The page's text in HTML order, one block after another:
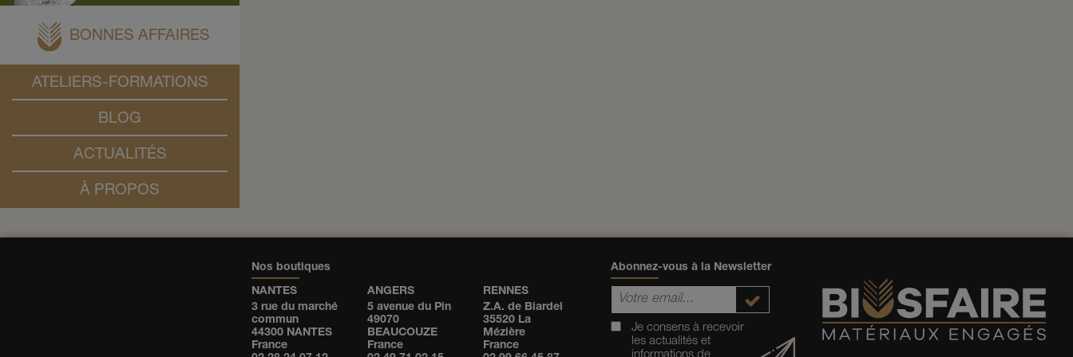
BONNES AFFAIRES
ATELIERS-FORMATIONS
BLOG
ACTUALITÉS
À PROPOS
Nos boutiques
NANTES
3 rue du marché
commun
44300 NANTES
France
ANGERS
5 avenue du Pin
49070
BEAUCOUZE
France
RENNES
Z.A. de Biardel
35520 La
Mézière
France
Abonnez-vous à la Newsletter
Je consens à recevoir
les actualités et